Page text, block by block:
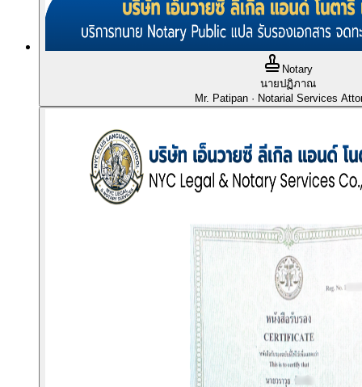
Notary
นายปฏิภาณ
Mr. Patipan · Notarial Services